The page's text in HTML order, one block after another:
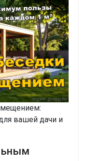
вашей дачи и